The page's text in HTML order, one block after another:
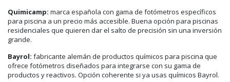
Quimicamp: marca española con gama de fotómetros específicos
para piscina a un precio más accesible. Buena opción para piscinas
residenciales que quieren dar el salto de precisión sin una inversión
grande.
Bayrol: fabricante alemán de productos químicos para piscina que
ofrece fotómetros diseñados para integrarse con su gama de
productos y reactivos. Opción coherente si ya usas químicos Bayrol.